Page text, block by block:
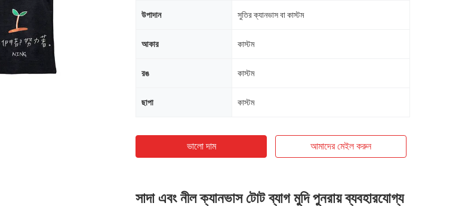
উপাদান সুতির ক্যানভাস বা কাস্টম
আকার কাস্টম
রঙ কাস্টম
ছাপা কাস্টম
ভালো দাম আমাদের মেইল ​​করুন
সাদা এবং নীল ক্যানভাস টোট ব্যাগ মুদি পুনরায় ব্যবহারযোগ্য